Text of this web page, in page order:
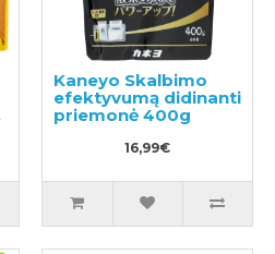
Kaneyo Skalbimo
efektyvumą didinanti
priemonė 400g
16,99€